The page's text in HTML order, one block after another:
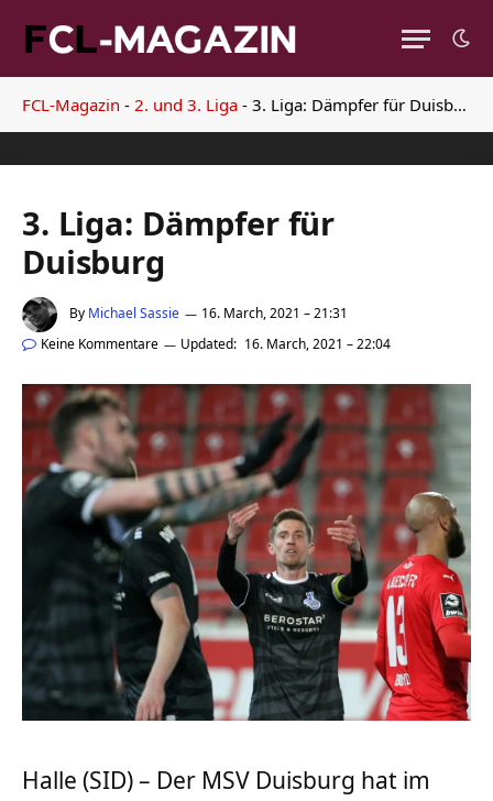
FCL-Magazin - 2. und 3. Liga - 3. Liga: Dämpfer für Duisburg
3. Liga: Dämpfer für
Duisburg
By Michael Sassie
16. March, 2021 – 21:31
Keine Kommentare
Updated: 16. March, 2021 – 22:04
Halle (SID) – Der MSV Duisburg hat im